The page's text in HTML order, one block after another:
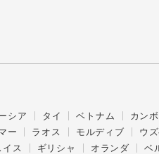
シア タイ ベトナム
カン
ー ラオス モルディブ
ウ
イス ギリシャ オランダ
ベ